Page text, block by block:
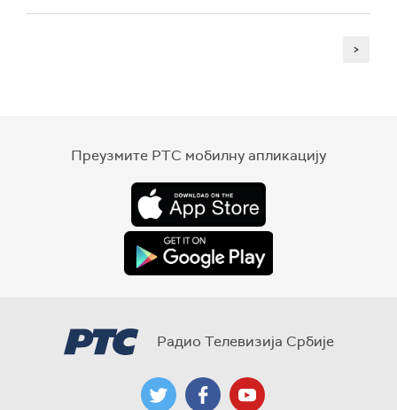
>
Преузмите РТС мобилну апликацију
Радио Телевизија Србије